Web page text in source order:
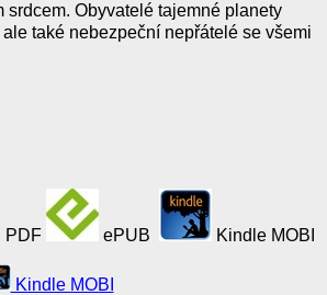
srdcem. Obyvatelé tajemné planety
také nebezpeční nepřátelé se všemi
PDF ePUB Kindle MOBI
Kindle MOBI